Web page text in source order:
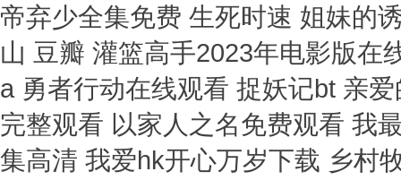
帝弃少全集免费 生死时速 姐妹的
山 豆瓣 灌篮高手2023年电影版在
a 勇者行动在线观看 捉妖记bt 亲
完整观看 以家人之名免费观看 我
集高清 我爱hk开心万岁下载 乡村